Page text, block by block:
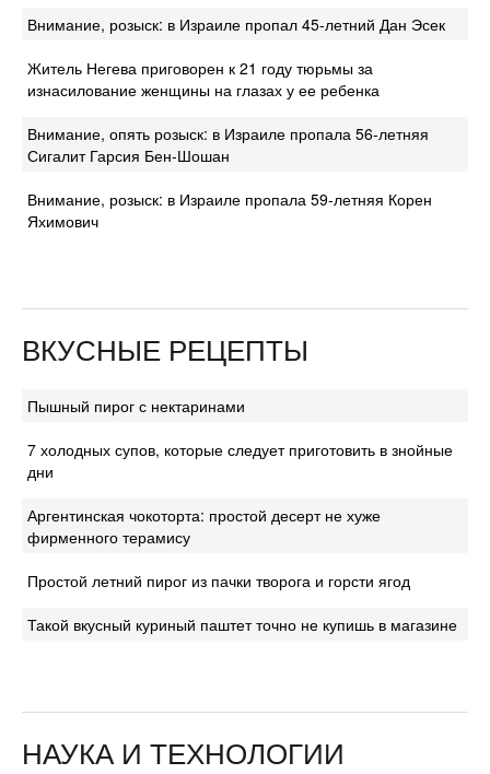
Внимание, розыск: в Израиле пропал 45-летний Дан Эсек
Житель Негева приговорен к 21 году тюрьмы за
изнасилование женщины на глазах у ее ребенка
Внимание, опять розыск: в Израиле пропала 56-летняя
Сигалит Гарсия Бен-Шошан
Внимание, розыск: в Израиле пропала 59-летняя Корен
Яхимович
ВКУСНЫЕ РЕЦЕПТЫ
Пышный пирог с нектаринами
7 холодных супов, которые следует приготовить в знойные
дни
Аргентинская чокоторта: простой десерт не хуже
фирменного терамису
Простой летний пирог из пачки творога и горсти ягод
Такой вкусный куриный паштет точно не купишь в магазине
НАУКА И ТЕХНОЛОГИИ